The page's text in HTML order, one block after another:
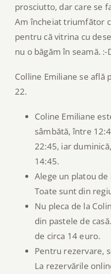
prosciutto, dar care se
Am încheiat triumfător
pentru că vitrina cu
nu o băgăm în seamă. :-
Colline Emiliane se află
22.
Coline Emiliane
sâmbătă, între
22:45, iar
14:45.
Alege un platou
Toate sunt din
Nu pleca de la
din pastele de
de circa 14 euro.
Pentru rezervare,
La rezervările